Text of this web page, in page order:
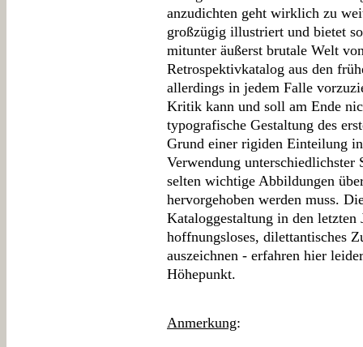
anzudichten geht wirklich zu
großzügig illustriert und bietet
mitunter äußerst brutale Welt
Retrospektivkatalog aus den
allerdings in jedem Falle
Kritik kann und soll am Ende
typografische Gestaltung des
Grund einer rigiden Einteilung
Verwendung
selten wichtige Abbildungen
hervorgehoben werden muss.
Kataloggestaltung in den letzten
hoffnungsloses, dilettantisches
auszeichnen - erfahren hier
Höhepunkt.
Anmerkung: